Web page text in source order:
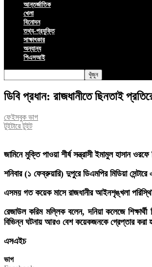
আন্তর্জাতিক
খেলা
বিনোদন
তথ্য-প্রযুক্তি
সাক্ষাৎকার
অন্যান্য
পিএসআই
ডিবি প্রধান: রাজধানীতে ছিনতাই
ফেইসবুক ভাগ
টুইটারে টুইট
জামিনে মুক্তি পাওয়া শীর্ষ সন্ত্রাসী ইমামুল হাসান
শনিবার (১ ফেব্রুয়ারি) দুপুরে ডিএমপির মিডিয়া
এসময় গত কয়েক মাসে রাজধানীর আইনশৃঙ্খলা
রেজাউল করিম মল্লিক বলেন, দনিয়া কলেজে
বিভিন্ন ঘটনায় আরও বেশ কয়েকজনকে গ্রেপ্তার করা
এসএইচ
ভাগ